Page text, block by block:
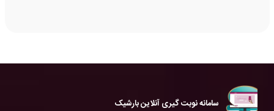
سامانه نوبت گیری آنلاین بارشیک